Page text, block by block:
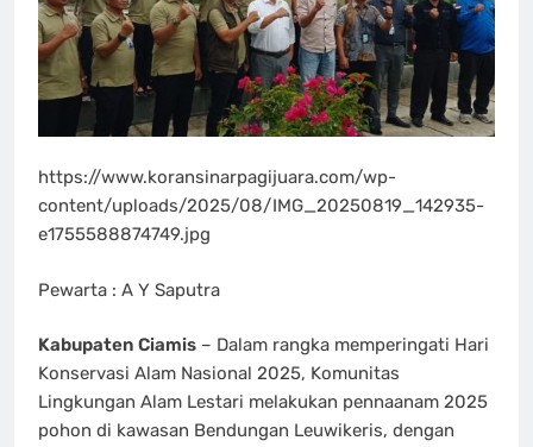
https://www.koransinarpagijuara.com/wp-
content/uploads/2025/08/IMG_20250819_142935-
e1755588874749.jpg
Pewarta : A Y Saputra
Kabupaten Ciamis – Dalam rangka memperingati Hari
Konservasi Alam Nasional 2025, Komunitas
Lingkungan Alam Lestari melakukan pennaanam 2025
pohon di kawasan Bendungan Leuwikeris, dengan